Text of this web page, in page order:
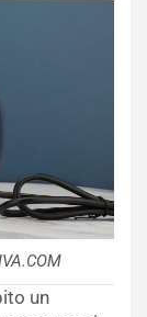
un